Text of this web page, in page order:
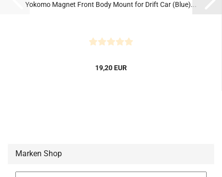
Yokomo Magnet Front Body Mount for Drift Car (Blue)...
19,20 EUR
Marken Shop